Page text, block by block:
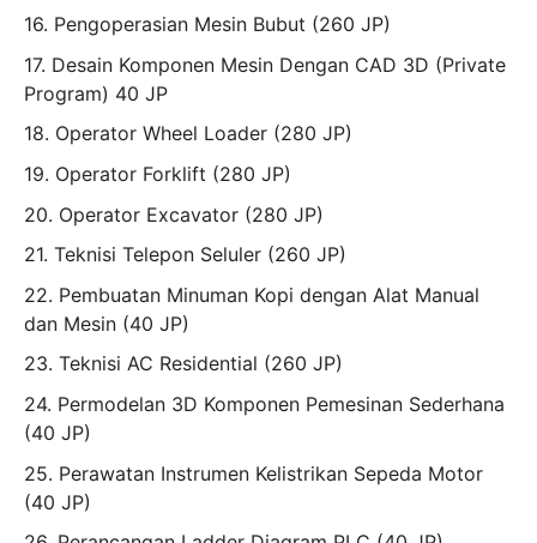
16. Pengoperasian Mesin Bubut (260 JP)
17. Desain Komponen Mesin Dengan CAD 3D (Private
Program) 40 JP
18. Operator Wheel Loader (280 JP)
19. Operator Forklift (280 JP)
20. Operator Excavator (280 JP)
21. Teknisi Telepon Seluler (260 JP)
22. Pembuatan Minuman Kopi dengan Alat Manual
dan Mesin (40 JP)
23. Teknisi AC Residential (260 JP)
24. Permodelan 3D Komponen Pemesinan Sederhana
(40 JP)
25. Perawatan Instrumen Kelistrikan Sepeda Motor
(40 JP)